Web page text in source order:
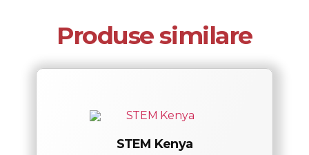
Produse similare
STEM Kenya